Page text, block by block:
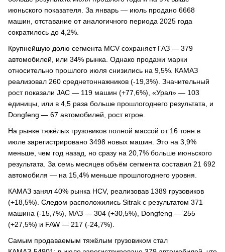
июньского показателя. За январь — июль продано 6668
машин, отставание от аналогичного периода 2025 года
сократилось до 4,2%.
Крупнейшую долю сегмента MCV сохраняет ГАЗ — 379
автомобилей, или 34% рынка. Однако продажи марки
относительно прошлого июля снизились на 9,5%. КАМАЗ
реализовал 260 среднетоннажников (-19,3%). Значительный
рост показали JAC — 119 машин (+77,6%), «Урал» — 103
единицы, или в 4,5 раза больше прошлогоднего результата, и
Dongfeng — 67 автомобилей, рост втрое.
На рынке тяжёлых грузовиков полной массой от 16 тонн в
июле зарегистрировано 3498 новых машин. Это на 3,9%
меньше, чем год назад, но сразу на 20,7% больше июньского
результата. За семь месяцев объём сегмента составил 21 692
автомобиля — на 15,4% меньше прошлогоднего уровня.
КАМАЗ занял 40% рынка HCV, реализовав 1389 грузовиков
(+18,5%). Следом расположились Sitrak с результатом 371
машина (-15,7%), МАЗ — 304 (+30,5%), Dongfeng — 255
(+27,5%) и FAW — 217 (-24,7%).
Самым продаваемым тяжёлым грузовиком стал